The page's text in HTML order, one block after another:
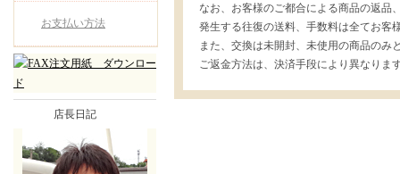
お支払い方法
店長日記
なお、お客様のご都合による商品の返品
発生する往復の送料、手数料は全てお客
また、交換は未開封、未使用の商品のみ
ご返金方法は、決済手段により異なりま